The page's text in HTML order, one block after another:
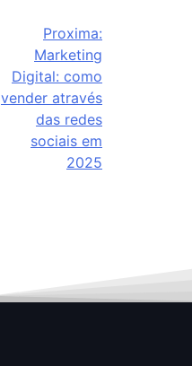
Proxima:
Marketing
Digital: como
vender através
das redes
sociais em
2025